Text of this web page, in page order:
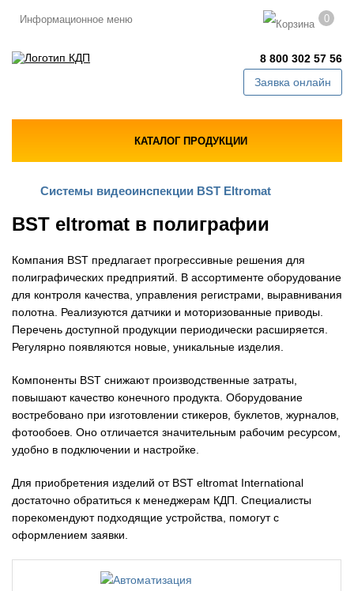
Информационное меню 0
8 800 302 57 56
Заявка онлайн
КАТАЛОГ ПРОДУКЦИИ
Системы видеоинспекции BST Eltromat
BST eltromat в полиграфии
Компания BST предлагает прогрессивные решения для
полиграфических предприятий. В ассортименте оборудование
для контроля качества, управления регистрами, выравнивания
полотна. Реализуются датчики и моторизованные приводы.
Перечень доступной продукции периодически расширяется.
Регулярно появляются новые, уникальные изделия.
Компоненты BST снижают производственные затраты,
повышают качество конечного продукта. Оборудование
востребовано при изготовлении стикеров, буклетов, журналов,
фотообоев. Оно отличается значительным рабочим ресурсом,
удобно в подключении и настройке.
Для приобретения изделий от BST eltromat International
достаточно обратиться к менеджерам КДП. Специалисты
порекомендуют подходящие устройства, помогут с
оформлением заявки.